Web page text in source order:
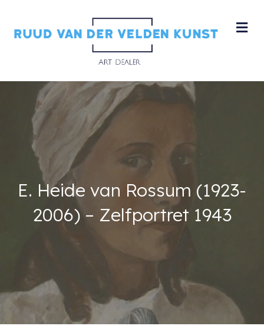
E. Heide van Rossum (1923-
2006) – Zelfportret 1943